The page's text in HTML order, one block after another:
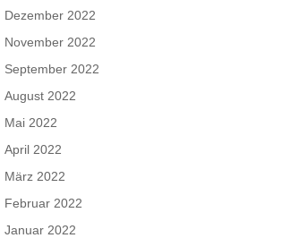
Dezember 2022
November 2022
September 2022
August 2022
Mai 2022
April 2022
März 2022
Februar 2022
Januar 2022